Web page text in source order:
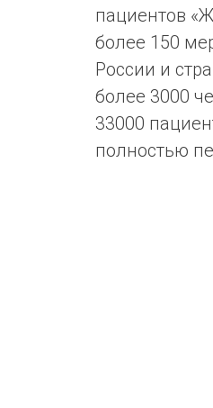
пациентов
более 150
России и
более 3000
33000
полностью